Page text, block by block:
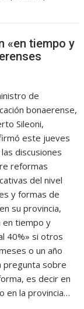
«en tiempo y
de
bonaerense,
Sileoni,
este jueves
discusiones
reformas
del nivel
y formas de
su provincia,
en tiempo y
40%» si otros
o un año
pregunta sobre
es decir en
en la provincia…